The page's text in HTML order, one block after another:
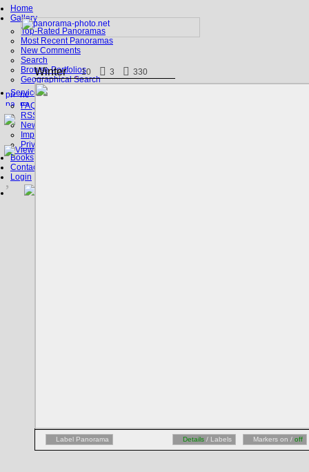
Home
Gallery
Top-Rated Panoramas
Most Recent Panoramas
New Comments
Search
Browse Portfolios
Geographical Search
Service
FAQ
RSS, Google Earth
News
Imprint
Privacy Policy
Books
Contact
Login
Winter 10 3 330
Label Panorama Details / Labels Markers on / off